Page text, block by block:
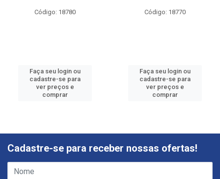
Código: 18780
Faça seu login ou
cadastre-se para
ver preços e
comprar
Código: 18770
Faça seu login ou
cadastre-se para
ver preços e
comprar
Cadastre-se para receber nossas ofertas!